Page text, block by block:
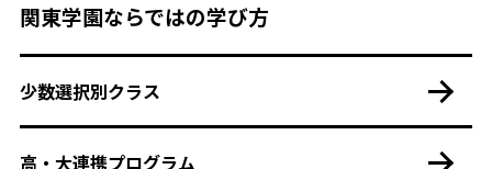
関東学園ならではの学び方
少数選択別クラス
高・大連携プログラム